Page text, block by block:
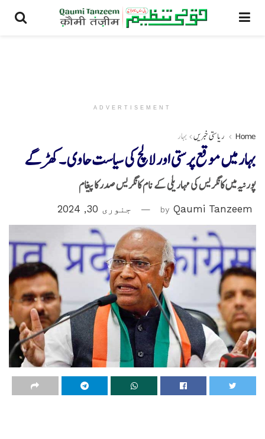
ADVERTISEMENT
Home ریاستی خبریں بہار
بہار میں موقع پرستی اور لالچ کی سیاست حاوی ۔کھڑگے
پورنیہ میں کانگریس کی مہاریلی کے نام کانگریس صدر کا پیغام
by Qaumi Tanzeem جنوری 30, 2024